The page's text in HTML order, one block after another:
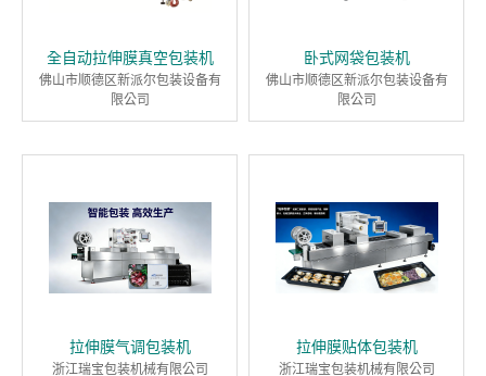
全自动拉伸膜真空包装机
佛山市顺德区新派尔包装设备有
限公司
卧式网袋包装机
佛山市顺德区新派尔包装设备有
限公司
拉伸膜气调包装机
浙江瑞宝包装机械有限公司
拉伸膜贴体包装机
浙江瑞宝包装机械有限公司